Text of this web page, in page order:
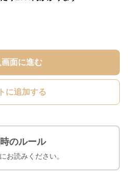
画面に進む
に追加する
のルール
お読みください。